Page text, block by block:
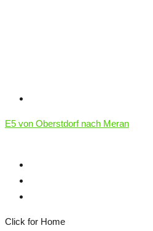
E5 von Oberstdorf nach Meran
Click for Home